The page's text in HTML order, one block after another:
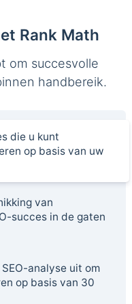
Rank Math
om succesvolle
handbereik.
die u kunt
op basis van uw
van
succes in de gaten
analyse uit om
op basis van 30